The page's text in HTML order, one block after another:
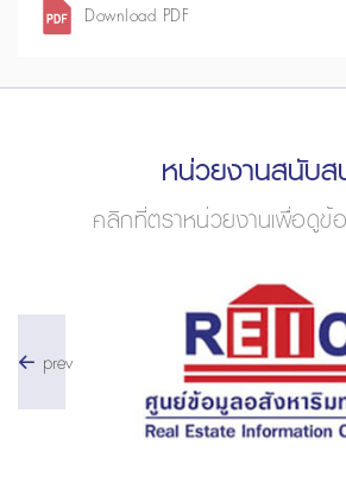
Download PDF
หน่วยงานสนับ
คลิกที่ตราหน่วยงานเพื่อดูข้
prev